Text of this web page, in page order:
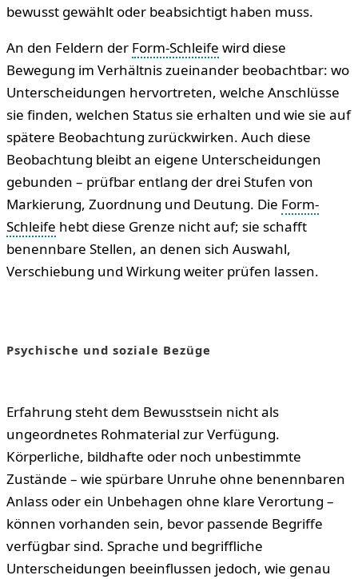
bewusst gewählt oder beabsichtigt haben muss.
An den Feldern der Form-Schleife wird diese
Bewegung im Verhältnis zueinander beobachtbar: wo
Unterscheidungen hervortreten, welche Anschlüsse
sie finden, welchen Status sie erhalten und wie sie auf
spätere Beobachtung zurückwirken. Auch diese
Beobachtung bleibt an eigene Unterscheidungen
gebunden – prüfbar entlang der drei Stufen von
Markierung, Zuordnung und Deutung. Die Form-
Schleife hebt diese Grenze nicht auf; sie schafft
benennbare Stellen, an denen sich Auswahl,
Verschiebung und Wirkung weiter prüfen lassen.
Psychische und soziale Bezüge
Erfahrung steht dem Bewusstsein nicht als
ungeordnetes Rohmaterial zur Verfügung.
Körperliche, bildhafte oder noch unbestimmte
Zustände – wie spürbare Unruhe ohne benennbaren
Anlass oder ein Unbehagen ohne klare Verortung –
können vorhanden sein, bevor passende Begriffe
verfügbar sind. Sprache und begriffliche
Unterscheidungen beeinflussen jedoch, wie genau